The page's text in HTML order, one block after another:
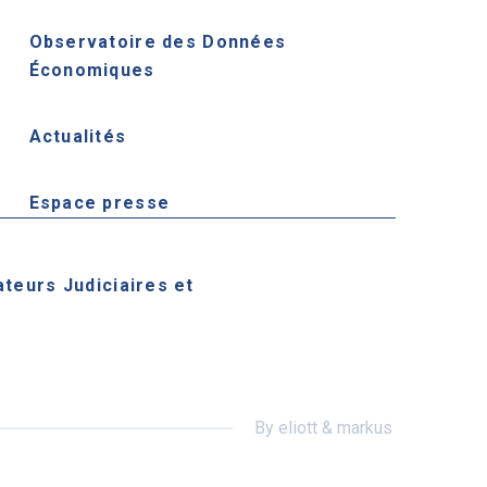
Observatoire des Données
Économiques
Actualités
Espace presse
Judiciaires et
By eliott & markus